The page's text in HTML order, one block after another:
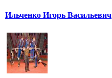
Ильченко Игорь Васильевич